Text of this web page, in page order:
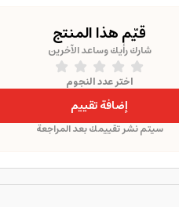
قيّم هذا المنتج
شارك رأيك وساعد الآخرين
اختر عدد النجوم
إضافة تقييم
سيتم نشر تقييمك بعد المراجعة